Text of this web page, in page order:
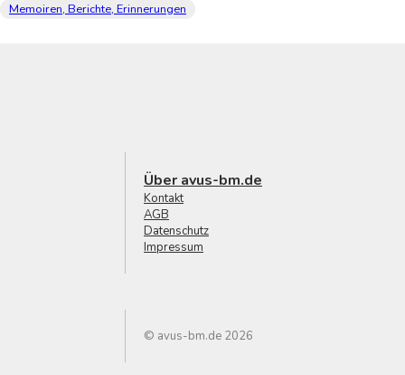
Memoiren, Berichte, Erinnerungen
Über avus-bm.de
Kontakt
AGB
Datenschutz
Impressum
© avus-bm.de 2026